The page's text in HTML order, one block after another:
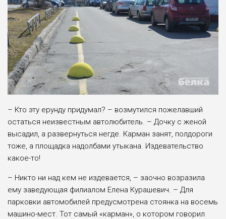
– Кто эту ерунду придумал? – возмутился пожелавший
остаться неизвестным автолюбитель. – Дочку с женой
высадил, а развернуться негде. Карман занят, полдороги
тоже, а площадка надолбами утыкана. Издевательство
какое-то!
– Никто ни над кем не издевается, – заочно возразила
ему заведующая филиалом Елена Курашевич. – Для
парковки автомобилей предусмотрена стоянка на восемь
машино-мест. Тот самый «карман», о котором говорил